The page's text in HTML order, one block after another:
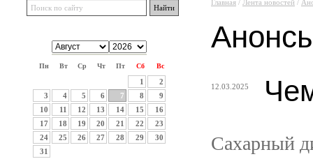
Пн Вт Ср Чт Пт Сб Вс
1
2
3
4 5 6 7 8
9
10
11 12 13 14 15
16
17
18 19 20 21 22
23
24
25 26 27 28 29
30
31
Главная / Лента новостей /
12.03.2025
Сахарный